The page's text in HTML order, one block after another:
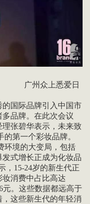
爱日
国际品牌引入中国市
品牌。在此次会议
理张碧华表示，未来致
的第一个彩妆品牌。
环境的大变局，包括
式增长正成为化妆品
，15-24岁的新生代正
消费中占比高达
元。这些数据都远高于
这些新生代的年轻消